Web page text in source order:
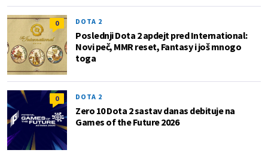
0 DOTA 2
Poslednji Dota 2 apdejt pred International:
Novi peč, MMR reset, Fantasy i još mnogo
toga
0 DOTA 2
Zero 10 Dota 2 sastav danas debituje na
Games of the Future 2026